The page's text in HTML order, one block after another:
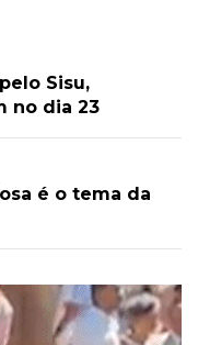
Sisu,
no dia 23
é o tema da